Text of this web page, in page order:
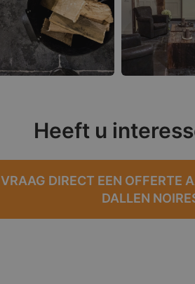
Heeft u
VRAAG DIRECT EEN OFFERTE
DALLEN